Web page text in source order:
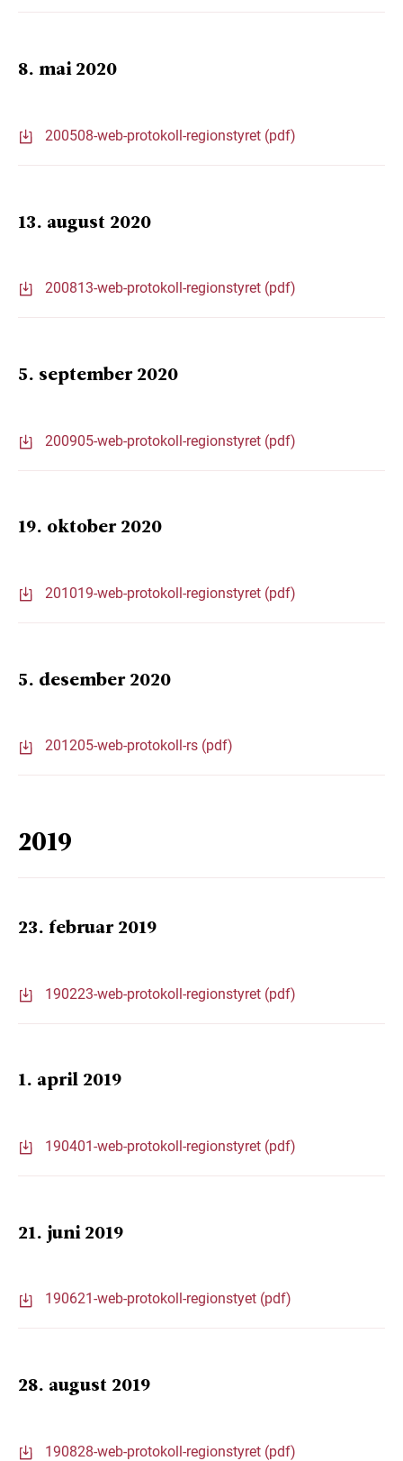
8. mai 2020
200508-web-protokoll-regionstyret (pdf)
13. august 2020
200813-web-protokoll-regionstyret (pdf)
5. september 2020
200905-web-protokoll-regionstyret (pdf)
19. oktober 2020
201019-web-protokoll-regionstyret (pdf)
5. desember 2020
201205-web-protokoll-rs (pdf)
2019
23. februar 2019
190223-web-protokoll-regionstyret (pdf)
1. april 2019
190401-web-protokoll-regionstyret (pdf)
21. juni 2019
190621-web-protokoll-regionstyet (pdf)
28. august 2019
190828-web-protokoll-regionstyret (pdf)